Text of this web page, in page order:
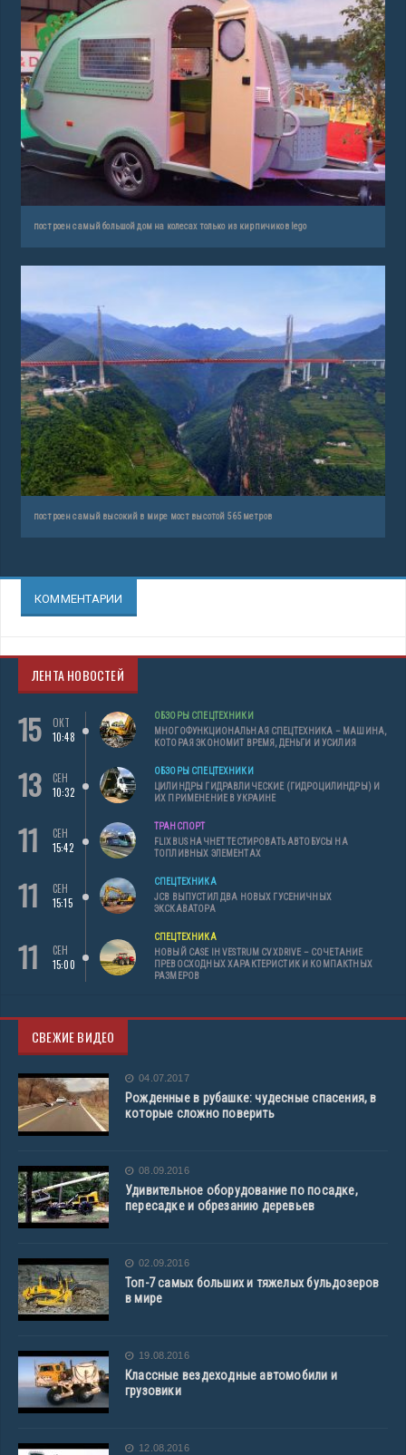
построен самый большой дом на колесах только из кирпичиков lego
построен самый высокий в мире мост высотой 565 метров
КОММЕНТАРИИ
ЛЕНТА НОВОСТЕЙ
15
ОКТ
10:48
ОБЗОРЫ СПЕЦТЕХНИКИ
МНОГОФУНКЦИОНАЛЬНАЯ СПЕЦТЕХНИКА – МАШИНА,
КОТОРАЯ ЭКОНОМИТ ВРЕМЯ, ДЕНЬГИ И УСИЛИЯ
13
СЕН
10:32
ОБЗОРЫ СПЕЦТЕХНИКИ
ЦИЛИНДРЫ ГИДРАВЛИЧЕСКИЕ (ГИДРОЦИЛИНДРЫ) И
ИХ ПРИМЕНЕНИЕ В УКРАИНЕ
11
СЕН
15:42
ТРАНСПОРТ
FLIXBUS НАЧНЕТ ТЕСТИРОВАТЬ АВТОБУСЫ НА
ТОПЛИВНЫХ ЭЛЕМЕНТАХ
11
СЕН
15:15
СПЕЦТЕХНИКА
JCB ВЫПУСТИЛ ДВА НОВЫХ ГУСЕНИЧНЫХ
ЭКСКАВАТОРА
11
СЕН
15:00
СПЕЦТЕХНИКА
НОВЫЙ CASE IH VESTRUM CVXDRIVE – СОЧЕТАНИЕ
ПРЕВОСХОДНЫХ ХАРАКТЕРИСТИК И КОМПАКТНЫХ
РАЗМЕРОВ
СВЕЖИЕ ВИДЕО
04.07.2017
Рожденные в рубашке: чудесные спасения, в
которые сложно поверить
08.09.2016
Удивительное оборудование по посадке,
пересадке и обрезанию деревьев
02.09.2016
Топ-7 самых больших и тяжелых бульдозеров
в мире
19.08.2016
Классные вездеходные автомобили и
грузовики
12.08.2016